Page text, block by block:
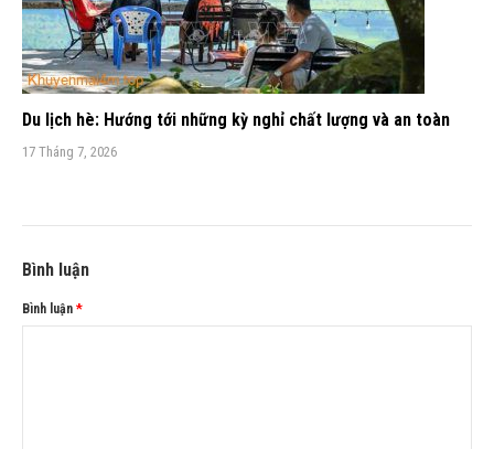
Du lịch hè: Hướng tới những kỳ nghỉ chất lượng và an toàn
17 Tháng 7, 2026
Bình luận
Bình luận *